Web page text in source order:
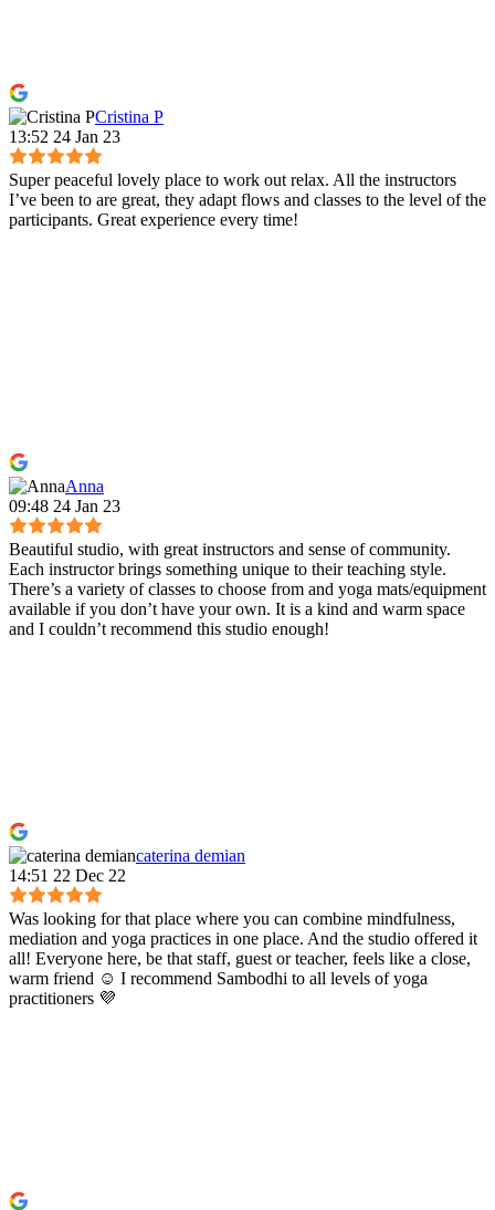
Cristina P
13:52 24 Jan 23
Super peaceful lovely place to work out relax. All the instructors
I’ve been to are great, they adapt flows and classes to the level of the
participants. Great experience every time!
Anna
09:48 24 Jan 23
Beautiful studio, with great instructors and sense of community.
Each instructor brings something unique to their teaching style.
There’s a variety of classes to choose from and yoga mats/equipment
available if you don’t have your own. It is a kind and warm space
and I couldn’t recommend this studio enough!
caterina demian
14:51 22 Dec 22
Was looking for that place where you can combine mindfulness,
mediation and yoga practices in one place. And the studio offered it
all! Everyone here, be that staff, guest or teacher, feels like a close,
warm friend ☺️ I recommend Sambodhi to all levels of yoga
practitioners 💜